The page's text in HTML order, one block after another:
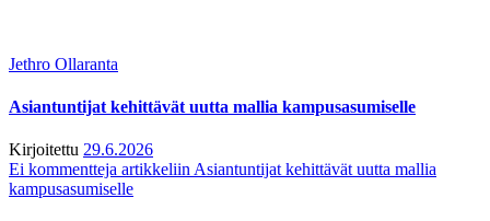
Jethro Ollaranta
Asiantuntijat kehittävät uutta mallia kampusasumiselle
Kirjoitettu 29.6.2026
Ei kommentteja artikkeliin Asiantuntijat kehittävät uutta mallia
kampusasumiselle